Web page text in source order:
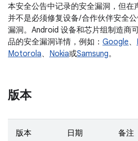
本安全公告中记录的安全漏洞，但在
并不是必须修复设备/ 合作伙伴安全
漏洞。Android 设备和芯片组制造商
品的安全漏洞详情，例如： Google、
Motorola、 Nokia或Samsung。
版本
版本 日期 备注